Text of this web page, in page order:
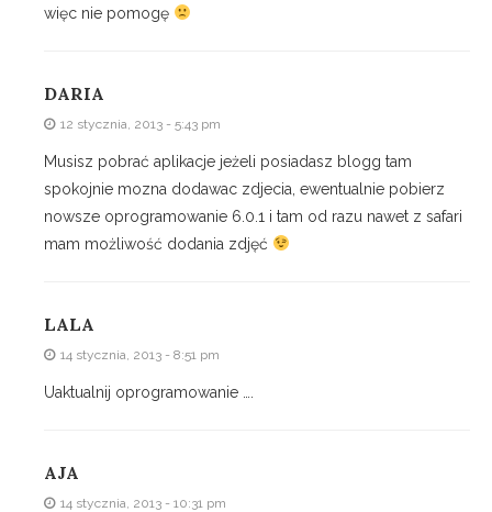
więc nie pomogę
DARIA
12 stycznia, 2013 - 5:43 pm
Musisz pobrać aplikacje jeżeli posiadasz blogg tam
spokojnie mozna dodawac zdjecia, ewentualnie pobierz
nowsze oprogramowanie 6.0.1 i tam od razu nawet z safari
mam możliwość dodania zdjęć
LALA
14 stycznia, 2013 - 8:51 pm
Uaktualnij oprogramowanie ….
AJA
14 stycznia, 2013 - 10:31 pm